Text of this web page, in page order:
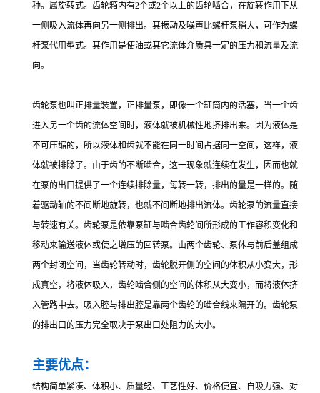
种。属旋转式。齿轮箱内有2个或2个以上的齿轮啮合，在旋转作用下从
一侧吸入流体再向另一侧排出。其振动及噪声比螺杆泵稍大，可作为螺
杆泵代用型式。其作用是使油或其它流体介质具一定的压力和流量及流
向。
齿轮泵也叫正排量装置，正排量泵，即像一个缸筒内的活塞，当一个齿
进入另一个齿的流体空间时，液体就被机械性地挤排出来。因为液体是
不可压缩的，所以液体和齿就不能在同一时间占据同一空间，这样，液
体就被排除了。由于齿的不断啮合，这一现象就连续在发生，因而也就
在泵的出口提供了一个连续排除量，每转一转，排出的量是一样的。随
着驱动轴的不间断地旋转，也就不间断地排出流体。齿轮泵的流量直接
与转速有关。齿轮泵是依靠泵缸与啮合齿轮间所形成的工作容积变化和
移动来输送液体或使之增压的回转泵。由两个齿轮、泵体与前后盖组成
两个封闭空间，当齿轮转动时，齿轮脱开侧的空间的体积从小变大，形
成真空，将液体吸入，齿轮啮合侧的空间的体积从大变小，而将液体挤
入管路中去。吸入腔与排出腔是靠两个齿轮的啮合线来隔开的。齿轮泵
的排出口的压力完全取决于泵出口处阻力的大小。
主要优点：
结构简单紧凑、体积小、质量轻、工艺性好、价格便宜、自吸力强、对